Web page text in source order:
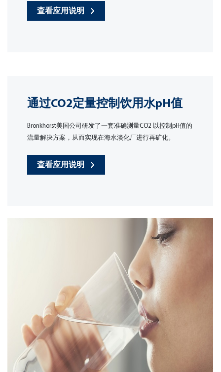
查看应用说明
通过CO2定量控制饮用水pH值
Bronkhorst美国公司研发了一套准确测量CO2 以控制pH值的
流量解决方案，从而实现在海水淡化厂进行再矿化。
查看应用说明